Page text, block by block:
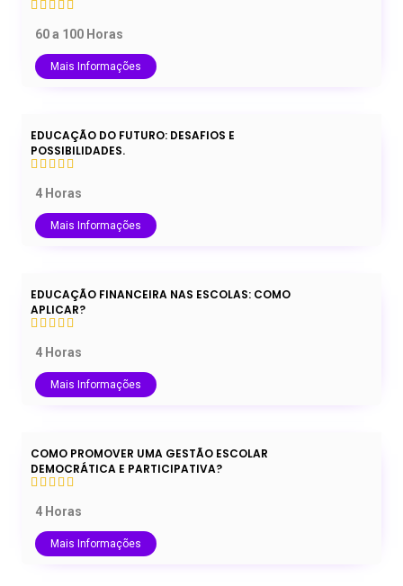
60 a 100 Horas
Mais Informações
EDUCAÇÃO DO FUTURO: DESAFIOS E
POSSIBILIDADES.
4 Horas
Mais Informações
EDUCAÇÃO FINANCEIRA NAS ESCOLAS: COMO
APLICAR?
4 Horas
Mais Informações
COMO PROMOVER UMA GESTÃO ESCOLAR
DEMOCRÁTICA E PARTICIPATIVA?
4 Horas
Mais Informações